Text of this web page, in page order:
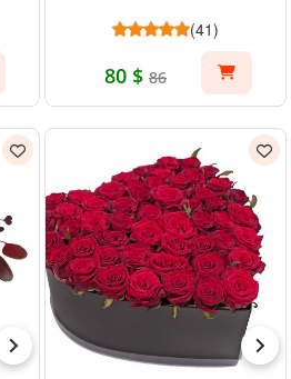
(41)
80 $ 86